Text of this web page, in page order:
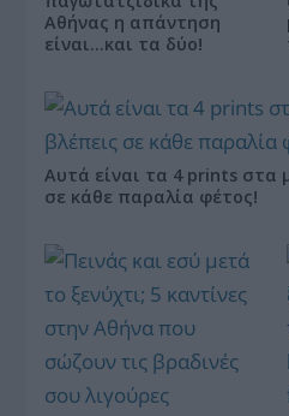
Αθήνας η απάντηση
είναι…και τα δύο!
Αυτά είναι τα 4 prints στα
σε κάθε παραλία φέτος!